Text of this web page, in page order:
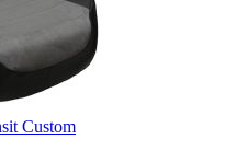
Custom